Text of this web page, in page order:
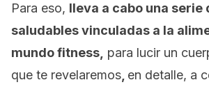
Para eso, lleva a cabo una serie
saludables vinculadas a la
mundofitness, para lucir un
que te revelaremos en detalle, a